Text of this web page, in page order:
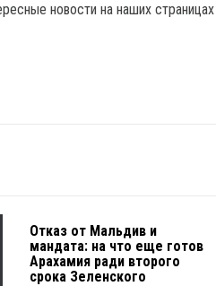
новости на наших
Отказ от Мальдив и
мандата: на что еще готов
Арахамия ради второго
срока Зеленского